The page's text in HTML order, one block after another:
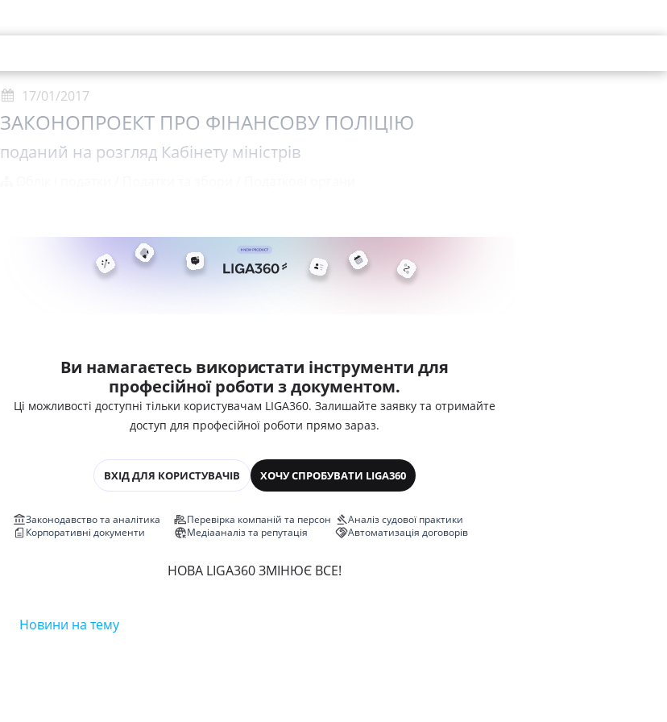
17/01/2017
ЗАКОНОПРОЕКТ ПРО ФІНАНСОВУ ПОЛІЦІЮ
поданий на розгляд Кабінету міністрів
Ви намагаєтесь використати інструменти для
професійної роботи з документом.
Ці можливості доступні тільки користувачам LIGA360. Залишайте заявку та отримайте
доступ для професійної роботи прямо зараз.
ВХІД ДЛЯ КОРИСТУВАЧІВ ХОЧУ СПРОБУВАТИ LIGA360
Законодавство та аналітика
Корпоративні документи
Перевірка компаній та персон
Медіааналіз та репутація
Аналіз судової практики
Автоматизація договорів
НОВА LIGA360 ЗМІНЮЄ ВСЕ!
Новини на тему